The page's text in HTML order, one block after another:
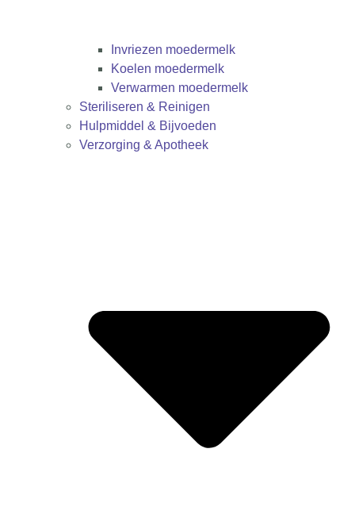
Invriezen moedermelk
Koelen moedermelk
Verwarmen moedermelk
Steriliseren & Reinigen
Hulpmiddel & Bijvoeden
Verzorging & Apotheek